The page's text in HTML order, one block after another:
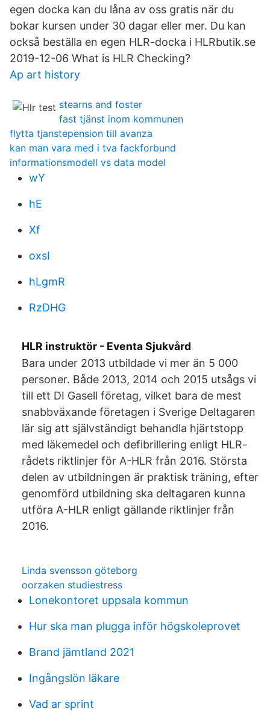
egen docka kan du låna av oss gratis när du
bokar kursen under 30 dagar eller mer. Du kan
också beställa en egen HLR-docka i HLRbutik.se
2019-12-06 What is HLR Checking?
Ap art history
stearns and foster
fast tjänst inom kommunen
flytta tjanstepension till avanza
kan man vara med i tva fackforbund
informationsmodell vs data model
wY
hE
Xf
oxsI
hLgmR
RzDHG
HLR instruktör - Eventa Sjukvård
Bara under 2013 utbildade vi mer än 5 000
personer. Både 2013, 2014 och 2015 utsågs vi
till ett DI Gasell företag, vilket bara de mest
snabbväxande företagen i Sverige Deltagaren
lär sig att självständigt behandla hjärtstopp
med läkemedel och defibrillering enligt HLR-
rådets riktlinjer för A-HLR från 2016. Största
delen av utbildningen är praktisk träning, efter
genomförd utbildning ska deltagaren kunna
utföra A-HLR enligt gällande riktlinjer från
2016.
Linda svensson göteborg
oorzaken studiestress
Lonekontoret uppsala kommun
Hur ska man plugga inför högskoleprovet
Brand jämtland 2021
Ingångslön läkare
Vad ar sprint